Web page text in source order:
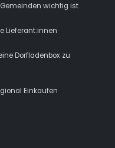
Gemeinden wichtig ist
Lieferant:innen
Dorfladenbox zu
Einkaufen